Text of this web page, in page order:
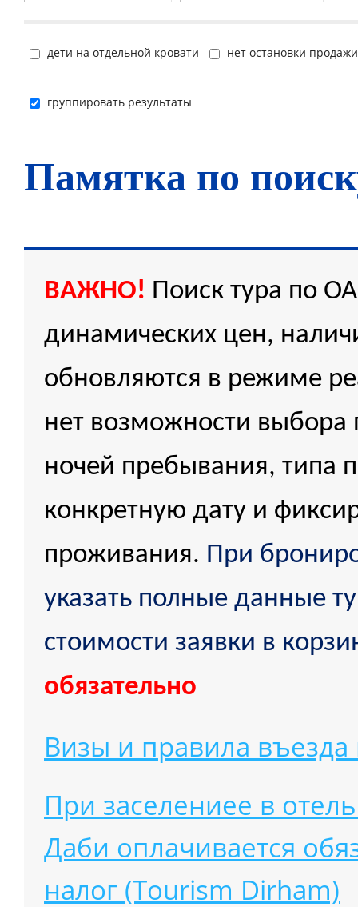
дети на отдельной кровати нет остановки продажи
группировать результаты
Памятка по
ВАЖНО! Поиск тура по
динамических цен,
обновляются в режиме
нет возможности выбора
ночей пребывания, типа
конкретную дату и
проживания. При
указать полные данные
стоимости заявки в
обязательно
Визы и правила
При заселениее в
Даби оплачивается
налог (Tourism Dirham)